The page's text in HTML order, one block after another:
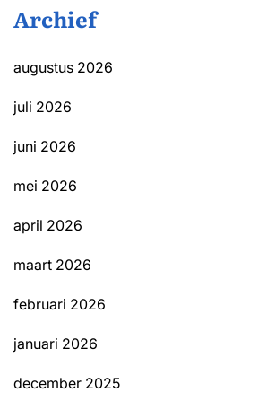
Archief
augustus 2026
juli 2026
juni 2026
mei 2026
april 2026
maart 2026
februari 2026
januari 2026
december 2025